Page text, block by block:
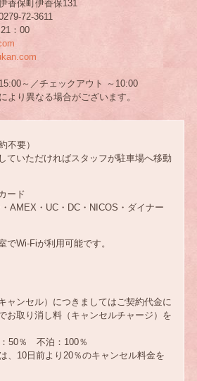
香保町伊香保131
72-3611
：00
～／チェックアウト ～10:00
より異なる場合がございます。
不要）
ていただければスタッフが駐車場へ移動
ード
AMEX・UC・DC・NICOS・ダイナー
でWi-Fiが利用可能です。
ャンセル）につきましてはご契約代金に
お取り消し料（キャンセルチャージ）を
50％ 不泊：100％
、10日前より20％のキャンセル料金を